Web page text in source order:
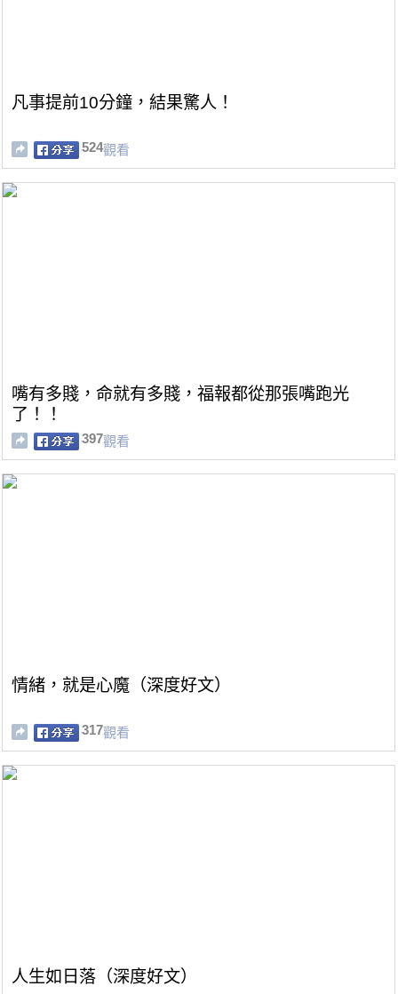
凡事提前10分鐘，結果驚人！
524觀看
嘴有多賤，命就有多賤，福報都從那張嘴跑光
了！！
397觀看
情緒，就是心魔（深度好文）
317觀看
人生如日落（深度好文）